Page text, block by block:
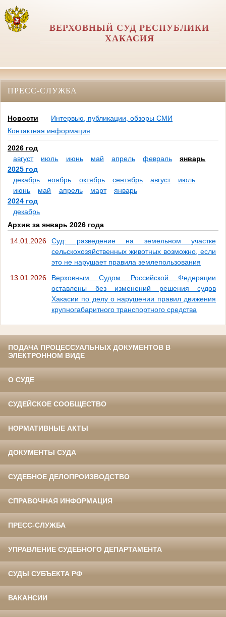
ВЕРХОВНЫЙ СУД РЕСПУБЛИКИ
ХАКАСИЯ
ПРЕСС-СЛУЖБА
Новости
Интервью, публикации, обзоры СМИ
Контактная информация
2026 год
август
июль июнь май апрель февраль
январь
2025 год
декабрь
ноябрь октябрь сентябрь август
июль
июнь
май апрель март
январь
2024 год
декабрь
Архив за январь 2026 года
14.01.2026
Суд: разведение на земельном участке
сельскохозяйственных животных возможно, если
это не нарушает правила землепользования
13.01.2026
Верховным Судом Российской Федерации
оставлены без изменений решения судов
Хакасии по делу о нарушении правил движения
крупногабаритного транспортного средства
ПОДАЧА ПРОЦЕССУАЛЬНЫХ ДОКУМЕНТОВ В
ЭЛЕКТРОННОМ ВИДЕ
О СУДЕ
СУДЕЙСКОЕ СООБЩЕСТВО
НОРМАТИВНЫЕ АКТЫ
ДОКУМЕНТЫ СУДА
СУДЕБНОЕ ДЕЛОПРОИЗВОДСТВО
СПРАВОЧНАЯ ИНФОРМАЦИЯ
ПРЕСС-СЛУЖБА
УПРАВЛЕНИЕ СУДЕБНОГО ДЕПАРТАМЕНТА
СУДЫ СУБЪЕКТА РФ
ВАКАНСИИ